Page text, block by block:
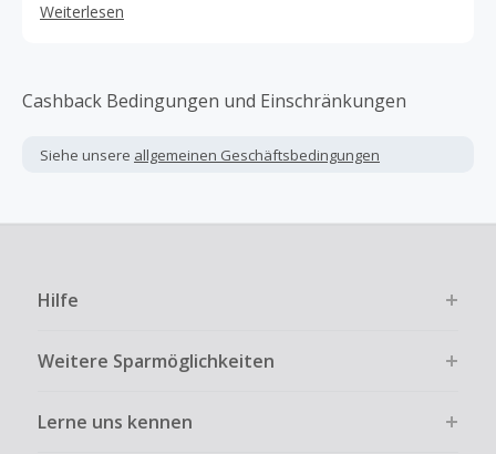
neuen Kurven wohl zu fühlen. Von der Alltagskleidung bis
Weiterlesen
Cashback Bedingungen und Einschränkungen
Siehe unsere allgemeinen Geschäftsbedingungen
Hilfe
Weitere Sparmöglichkeiten
Lerne uns kennen